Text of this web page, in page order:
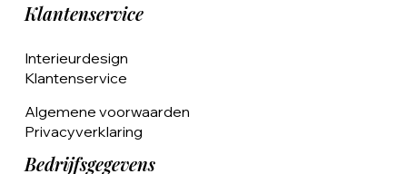
Klantenservice
Interieurdesign
Klantenservice
Algemene voorwaarden
Privacyverklaring
Bedrijfsgegevens